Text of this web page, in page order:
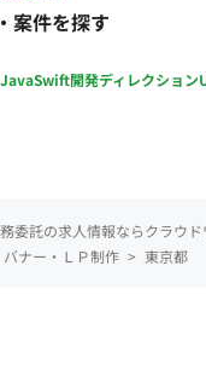
案件を探す
Swift開発ディレクション
委託の求人情報ならクラウ
バナー・ＬＰ制作 > 東京都